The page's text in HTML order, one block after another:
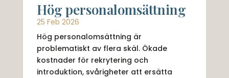
Hög personalomsättning
25 Feb 2026
Hög personalomsättning är
problematiskt av flera skäl. Ökade
kostnader för rekrytering och
introduktion, svårigheter att ersätta